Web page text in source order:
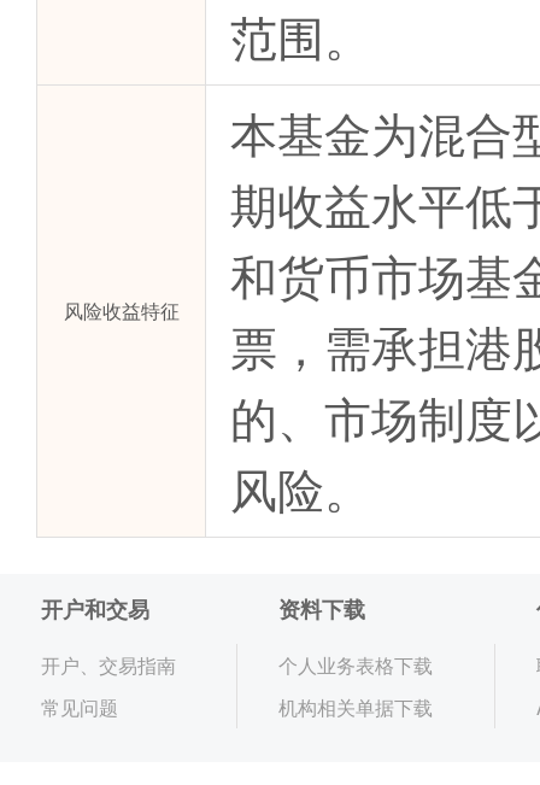
范围。
风险收益特征
本基金为混合
期收益水平低
和货币市场基
票，需承担港
的、市场制度
风险。
开户和交易
开户、交易指南
常见问题
资料下载
个人业务表格下载
机构相关单据下载